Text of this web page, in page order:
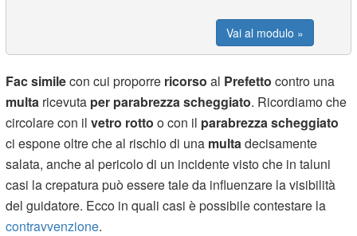
Vai al modulo »
Fac similecon cui proporre ricorsoal Prefetto contro una
multa ricevuta per parabrezza scheggiato. Ricordiamo che
circolare con ilvetro rotto o con il parabrezza scheggiato
ci espone oltre che al rischio di una multadecisamente
salata, anche al pericolo di un incidente visto che in taluni
casi la crepatura può essere tale da influenzare la visibilità
del guidatore. Ecco in quali casi è possibile contestare la
contravvenzione.